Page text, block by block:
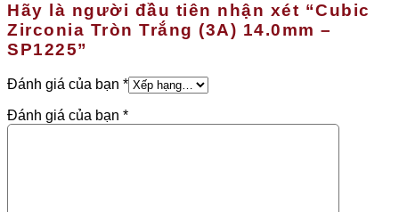
Hãy là người đầu tiên nhận xét “Cubic
Zirconia Tròn Trắng (3A) 14.0mm –
SP1225”
Đánh giá của bạn *
Đánh giá của bạn *